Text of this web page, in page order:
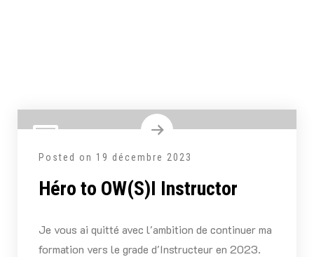
Posted on 19 décembre 2023
Héro to OW(S)I Instructor
Je vous ai quitté avec l'ambition de continuer ma
formation vers le grade d'Instructeur en 2023.